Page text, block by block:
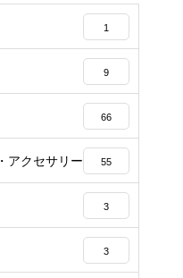
1
9
66
アクセサリー 55
3
3